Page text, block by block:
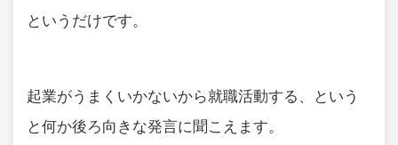
というだけです。
起業がうまくいかないから就職活動する、という
と何か後ろ向きな発言に聞こえます。